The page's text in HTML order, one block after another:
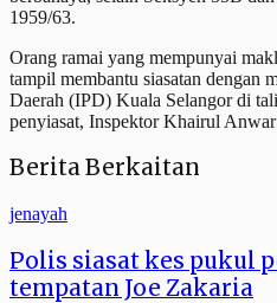
1959/63.
Orang ramai yang mempunyai
tampil membantu siasatan dengan
Daerah (IPD) Kuala Selangor di
penyiasat, Inspektor Khairul
Berita Berkaitan
jenayah
Polis siasat kes pukul
tempatan Joe Zakaria